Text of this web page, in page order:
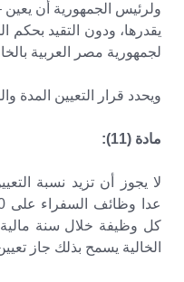
ولرئيس الجمهورية أن يعين
لجمهورية مصر العربية
ويحدد قرار التعيين المدة
مادة (11):
لا يجوز أن تزيد نسبة
كل وظيفة خلال سنة مالية
الخالية يسمح بذلك جاز